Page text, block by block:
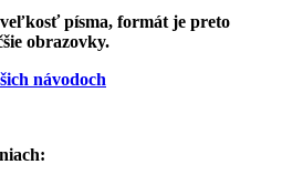
písma, formát je preto
obrazovky.
návodoch